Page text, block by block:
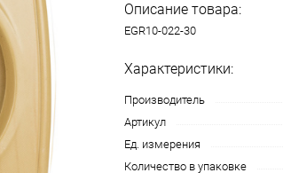
Описание товара:
EGR10-022-30
Характеристики:
Производитель
Артикул
Ед. измерения
Количество в упаковке